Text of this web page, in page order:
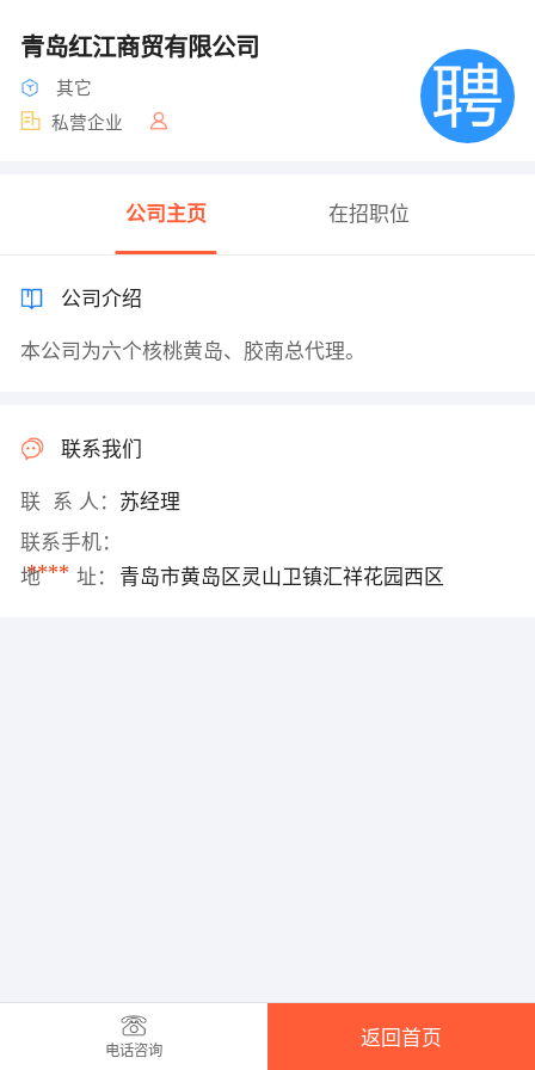
青岛红江商贸有限公司
其它
私营企业
公司主页 在招职位
公司介绍
本公司为六个核桃黄岛、胶南总代理。
联系我们
联 系 人： 苏经理
联系手机：
****
地 址： 青岛市黄岛区灵山卫镇汇祥花园西区
电话咨询
返回首页